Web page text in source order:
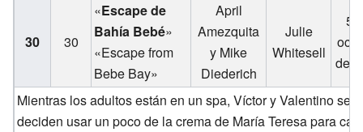
30 30
«Escape de
Bahía Bebé»
«Escape from
Bebe Bay»
April
Amezquita
y Mike
Diederich
Julie
Whitesell
5
de
Mientras los adultos están en un spa, Víctor y Valentino se
deciden usar un poco de la crema de María Teresa para